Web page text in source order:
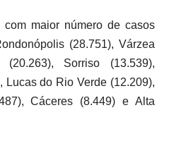
maior número de casos
(28.751), Várzea
Sorriso (13.539),
Lucas do Rio Verde (12.209),
Cáceres (8.449) e Alta